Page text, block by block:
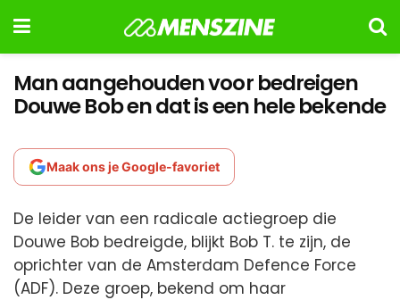
Man aangehouden voor bedreigen
Douwe Bob en dat is een hele bekende
Maak ons je Google-favoriet
De leider van een radicale actiegroep die
Douwe Bob bedreigde, blijkt Bob T. te zijn, de
oprichter van de Amsterdam Defence Force
(ADF). Deze groep, bekend om haar